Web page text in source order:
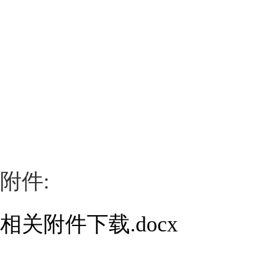
附件:
相关附件下载.docx